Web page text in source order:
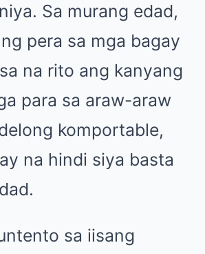
Sa murang edad,
pera sa mga bagay
na rito ang kanyang
para sa araw-araw
komportable,
na hindi siya basta
sa iisang